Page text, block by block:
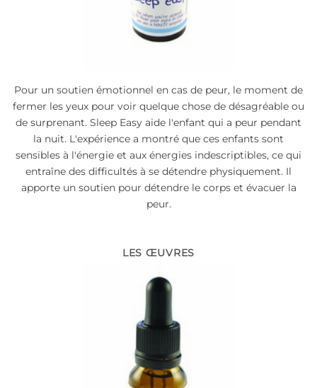
Pour un soutien émotionnel en cas de peur, le moment de
fermer les yeux pour voir quelque chose de désagréable ou
de surprenant. Sleep Easy aide l'enfant qui a peur pendant
la nuit. L'expérience a montré que ces enfants sont
sensibles à l'énergie et aux énergies indescriptibles, ce qui
entraîne des difficultés à se détendre physiquement. Il
apporte un soutien pour détendre le corps et évacuer la
peur.
LES ŒUVRES